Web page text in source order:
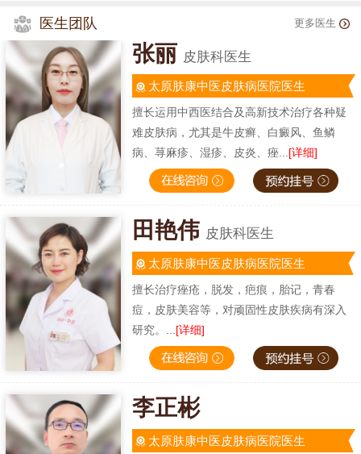
医生团队 更多医生
张丽 皮肤科医生
太原肤康中医皮肤病医院医生
擅长运用中西医结合及高新技术治疗各种疑
难皮肤病，尤其是牛皮癣、白癜风、鱼鳞
病、荨麻疹、湿疹、皮炎、痤... [详细]
田艳伟 皮肤科医生
太原肤康中医皮肤病医院医生
擅长治疗痤疮，脱发，疤痕，胎记，青春
痘，皮肤美容等，对顽固性皮肤疾病有深入
研究。... [详细]
李正彬
太原肤康中医皮肤病医院医生